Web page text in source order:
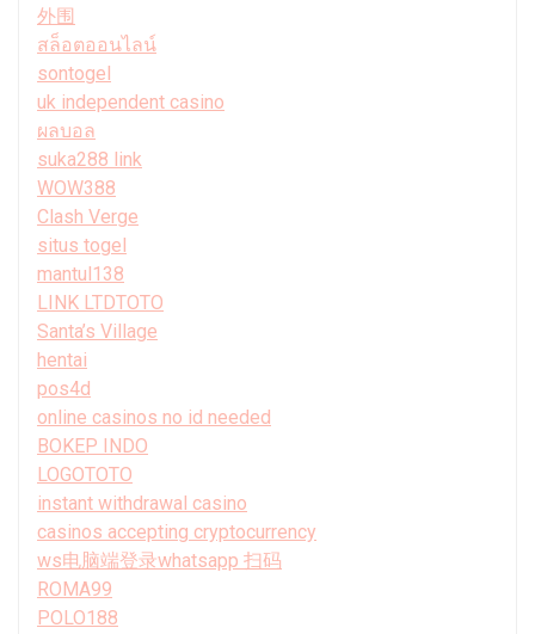
外围
สล็อตออนไลน์
sontogel
uk independent casino
ผลบอล
suka288 link
WOW388
Clash Verge
situs togel
mantul138
LINK LTDTOTO
Santa’s Village
hentai
pos4d
online casinos no id needed
BOKEP INDO
LOGOTOTO
instant withdrawal casino
casinos accepting cryptocurrency
ws电脑端登录whatsapp 扫码
ROMA99
POLO188